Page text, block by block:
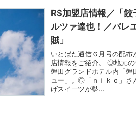
RS加盟店情報／「
ルツァ達也！／バレ
賊」
いとばた通信６月号の配布
店情報をご紹介。 ◎地元の
磐田グランドホテル内「磐
ュー」。◎「ｎｉｋｏ」さ
げスイーツが勢...